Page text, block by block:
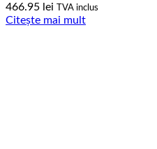
466.95 lei TVA inclus
Citește mai mult